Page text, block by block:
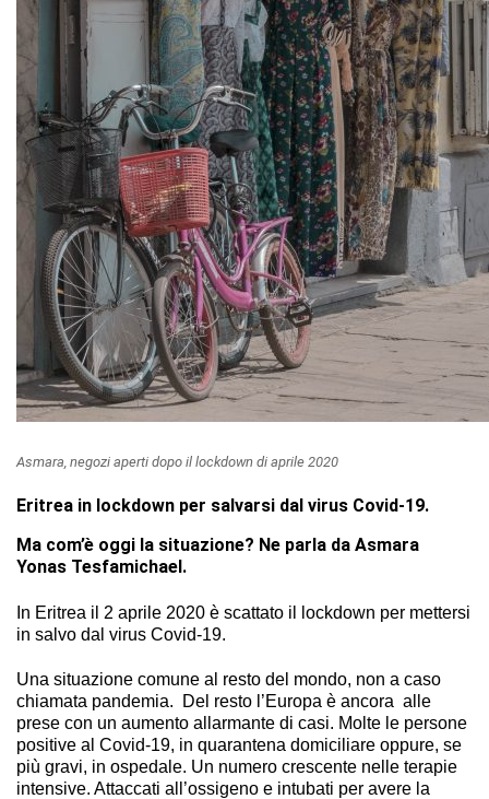
Asmara, negozi aperti dopo il lockdown di aprile 2020
Eritrea in lockdown per salvarsi dal virus Covid-19.
Ma com’è oggi la situazione? Ne parla da Asmara
Yonas Tesfamichael.
In Eritrea il 2 aprile 2020 è scattato il lockdown per mettersi
in salvo dal virus Covid-19.
Una situazione comune al resto del mondo, non a caso
chiamata pandemia. Del resto l’Europa è ancora alle
prese con un aumento allarmante di casi. Molte le persone
positive al Covid-19, in quarantena domiciliare oppure, se
più gravi, in ospedale. Un numero crescente nelle terapie
intensive. Attaccati all’ossigeno e intubati per avere la